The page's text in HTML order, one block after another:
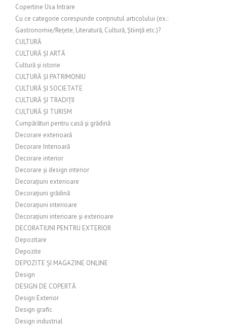
Copertine Usa Intrare
Cu ce categorie corespunde conținutul articolului (ex.:
Gastronomie/Rețete, Literatură, Cultură, Știință etc.)?
CULTURĂ
CULTURĂ ȘI ARTĂ
Cultură și istorie
CULTURĂ ȘI PATRIMONIU
CULTURĂ ȘI SOCIETATE
CULTURĂ ȘI TRADIȚII
CULTURĂ ȘI TURISM
Cumpărături pentru casă și grădină
Decorare exterioară
Decorare Interioară
Decorare interior
Decorare și design interior
Decorațiuni exterioare
Decorațiuni grădină
Decorațiuni interioare
Decorațiuni interioare și exterioare
DECORATIUNI PENTRU EXTERIOR
Depozitare
Depozite
DEPOZITE ȘI MAGAZINE ONLINE
Design
DESIGN DE COPERTĂ
Design Exterior
Design grafic
Design industrial